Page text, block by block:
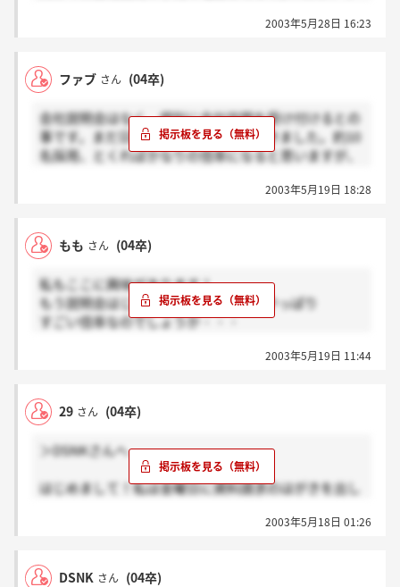
DJとかに詳しくないとだめなんですかね？そしたらか
た？
2003年5月28日 16:23
ファブ さん (04卒)
会社説明会はなく、個別に会社訪問を受け付けるとの
事です。まだ日程は未定、と電話で聞きました。約10
名採用、とくればかなりの倍率になると思いますが、
2003年5月19日 18:28
もも さん (04卒)
私もここに興味があります！
もう説明会はじまってるんですか？？やっぱり
すごい倍率なのでしょうか・・・
2003年5月19日 11:44
29 さん (04卒)
＞DSNKさんへ
はじめまして！私は金曜日に資料請求のはがきを出し
2003年5月18日 01:26
DSNK さん (04卒)